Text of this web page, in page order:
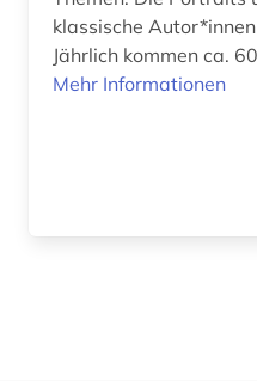
klassische
Jährlich kommen ca.
Mehr Informationen